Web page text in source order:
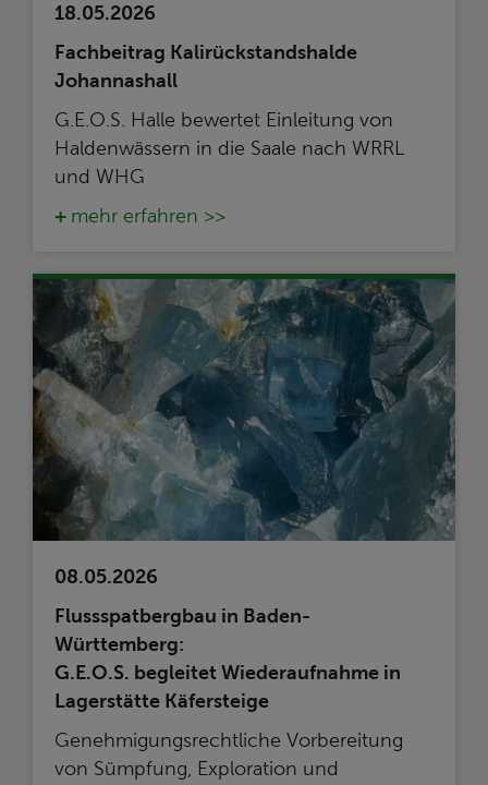
18.05.2026
Fachbeitrag Kalirückstandshalde
Johannashall
G.E.O.S. Halle bewertet Einleitung von
Haldenwässern in die Saale nach WRRL
und WHG
mehr erfahren >>
08.05.2026
Flussspatbergbau in Baden-
Württemberg:
G.E.O.S. begleitet Wiederaufnahme in
Lagerstätte Käfersteige
Genehmigungsrechtliche Vorbereitung
von Sümpfung, Exploration und